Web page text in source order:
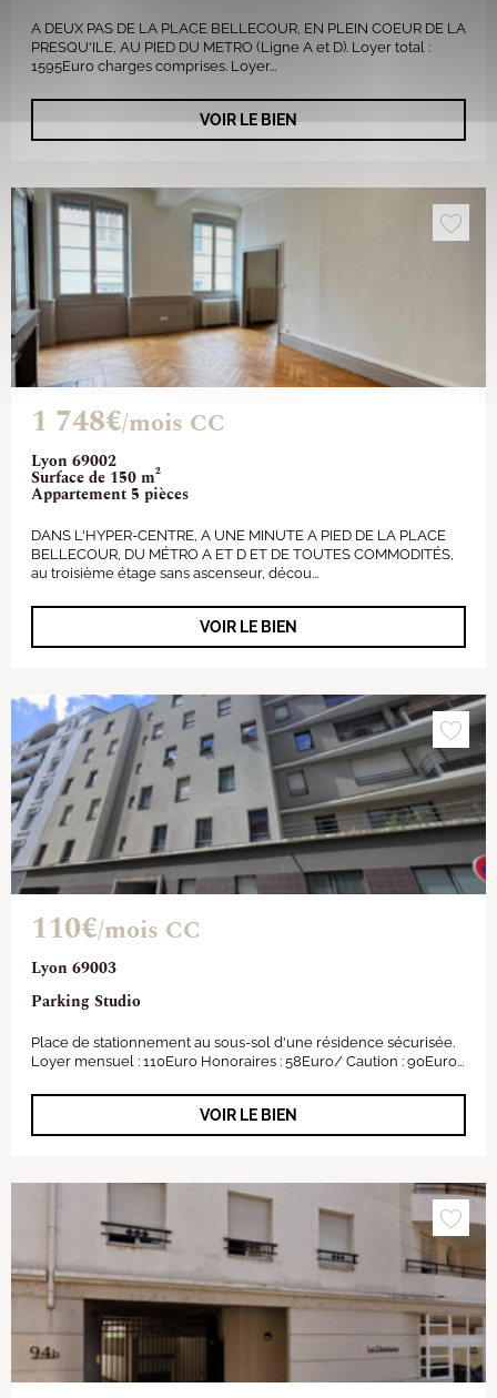
A DEUX PAS DE LA PLACE BELLECOUR, EN PLEIN COEUR DE LA
PRESQU'ILE, AU PIED DU METRO (Ligne A et D). Loyer total :
1595Euro charges comprises. Loyer...
VOIR LE BIEN
Lyon 69002
Surface de 150 m²
Appartement 5 pièces
1 748€/mois CC
DANS L'HYPER-CENTRE, A UNE MINUTE A PIED DE LA PLACE
BELLECOUR, DU MÉTRO A ET D ET DE TOUTES COMMODITÉS,
au troisième étage sans ascenseur, décou...
VOIR LE BIEN
Lyon 69003
Parking Studio
110€/mois CC
Place de stationnement au sous-sol d'une résidence sécurisée.
Loyer mensuel : 110Euro Honoraires : 58Euro/ Caution : 90Euro...
VOIR LE BIEN